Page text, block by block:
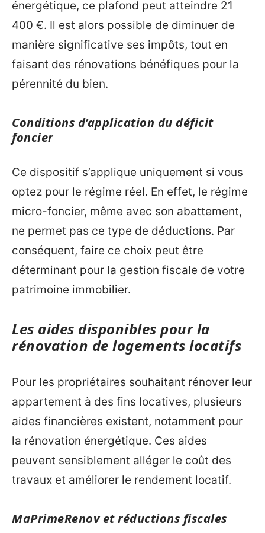
énergétique, ce plafond peut atteindre 21
400 €. Il est alors possible de diminuer de
manière significative ses impôts, tout en
faisant des rénovations bénéfiques pour la
pérennité du bien.
Conditions d’application du déficit
foncier
Ce dispositif s’applique uniquement si vous
optez pour le régime réel. En effet, le régime
micro-foncier, même avec son abattement,
ne permet pas ce type de déductions. Par
conséquent, faire ce choix peut être
déterminant pour la gestion fiscale de votre
patrimoine immobilier.
Les aides disponibles pour la
rénovation de logements locatifs
Pour les propriétaires souhaitant rénover leur
appartement à des fins locatives, plusieurs
aides financières existent, notamment pour
la rénovation énergétique. Ces aides
peuvent sensiblement alléger le coût des
travaux et améliorer le rendement locatif.
MaPrimeRenov et réductions fiscales